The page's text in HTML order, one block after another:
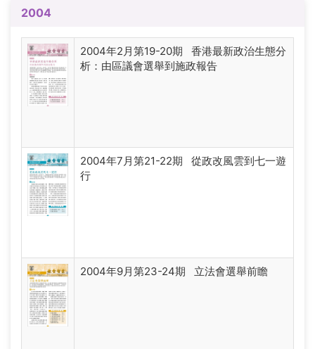
2004
2004年2月第19-20期 香港最新政治生態分
析：由區議會選舉到施政報告
2004年7月第21-22期 從政改風雲到七一遊
行
2004年9月第23-24期 立法會選舉前瞻